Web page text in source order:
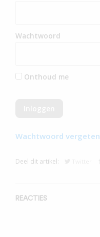
Wachtwoord
Onthoud me
Wachtwoord vergeten
Deel dit artikel:
REACTIES